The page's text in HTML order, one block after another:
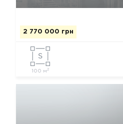
2 770 000 грн
100 м 2